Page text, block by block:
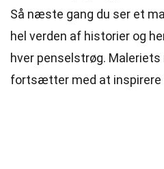
Så næste gang du ser et
hel verden af historier og
hver penselstrøg.
fortsætter med at inspirere